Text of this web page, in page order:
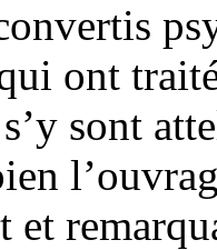
ont
sont
et